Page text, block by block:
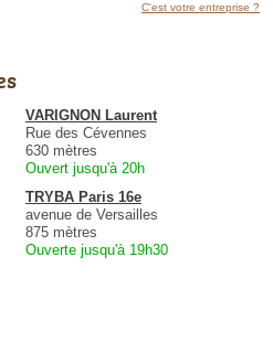
C'est votre entreprise ?
VARIGNON Laurent
Rue des Cévennes
630 mètres
Ouvert jusqu'à 20h
TRYBA Paris 16e
avenue de Versailles
875 mètres
Ouverte jusqu'à 19h30